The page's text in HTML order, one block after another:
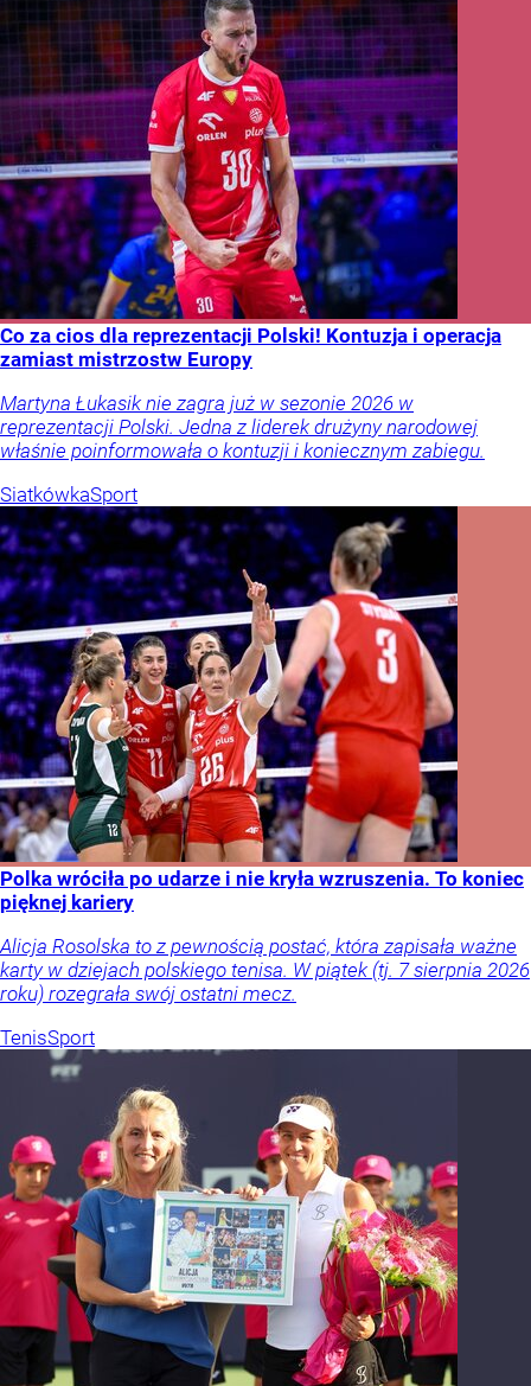
Co za cios dla reprezentacji Polski! Kontuzja i operacja
zamiast mistrzostw Europy
Martyna Łukasik nie zagra już w sezonie 2026 w
reprezentacji Polski. Jedna z liderek drużyny narodowej
właśnie poinformowała o kontuzji i koniecznym zabiegu.
SiatkówkaSport
Polka wróciła po udarze i nie kryła wzruszenia. To koniec
pięknej kariery
Alicja Rosolska to z pewnością postać, która zapisała ważne
karty w dziejach polskiego tenisa. W piątek (tj. 7 sierpnia 2026
roku) rozegrała swój ostatni mecz.
TenisSport